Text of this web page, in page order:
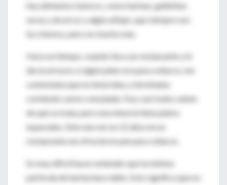
hay alimentos básicos, como harinas, galletitas
secas y de arroz y algún alfajor, que siempre son
los mismos, pero no mucho más.
Hace un tiempo, cuando iba a un restaurante y le
decía al mozo si algún plato era para celíacos, me
contestaba que no tenía idea, y terminaba
comiendo carne o ensalada. Hoy casi todos saben
de qué se trata, pero una minoría tiene platos
especiales. Sólo una vez en 12 años en un
restaurante me ofrecieron pan para celíacos.
Es muy difícil hacer entender que la mínima
partícula de harina hace daño. Esto significa que no